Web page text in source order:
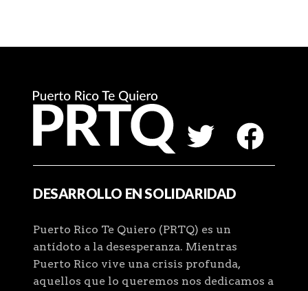
DESARROLLO EN SOLIDARIDAD
Puerto Rico Te Quiero (PRTQ) es un
antídoto a la desesperanza. Mientras
Puerto Rico vive una crisis profunda,
aquellos que lo queremos nos dedicamos a